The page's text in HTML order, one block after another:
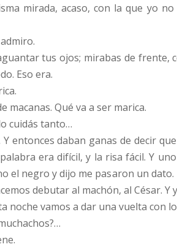
mirada, acaso, con la que yo
tus ojos; mirabas de frente,
Eso era.
macanas. Qué va a ser marica.
cuidás tanto…
Y entonces daban ganas de decir
era difícil, y la risa fácil. Y
el negro y dijo me pasaron un
debutar al machón, al César. Y
noche vamos a dar una vuelta con